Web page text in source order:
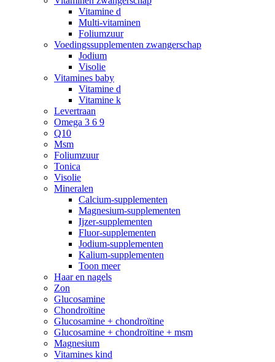
Vitamine d
Multi-vitaminen
Foliumzuur
Voedingssupplementen zwangerschap
Jodium
Visolie
Vitamines baby
Vitamine d
Vitamine k
Levertraan
Omega 3 6 9
Q10
Msm
Foliumzuur
Tonica
Visolie
Mineralen
Calcium-supplementen
Magnesium-supplementen
Ijzer-supplementen
Fluor-supplementen
Jodium-supplementen
Kalium-supplementen
Toon meer
Haar en nagels
Zon
Glucosamine
Chondroïtine
Glucosamine + chondroïtine
Glucosamine + chondroïtine + msm
Magnesium
Vitamines kind